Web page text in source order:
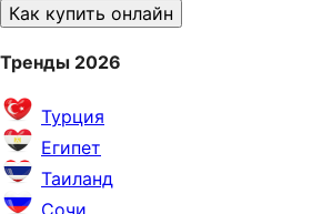
Как купить онлайн
Тренды 2026
Турция
Египет
Таиланд